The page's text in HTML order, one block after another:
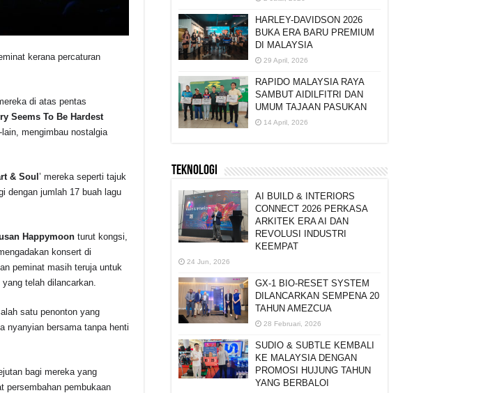
kerana percaturan
di atas pentas
Seems To Be Hardest
mengimbau nostalgia
& Soul’ mereka seperti tajuk
dengan jumlah 17 buah lagu
Happymoon turut kongsi,
konsert di
peminat masih teruja untuk
telah dilancarkan.
satu penonton yang
nyanyian bersama tanpa henti
bagi mereka yang
persembahan pembukaan
HARLEY-DAVIDSON 2026
BUKA ERA BARU PREMIUM
DI MALAYSIA
29 April, 2026
RAPIDO MALAYSIA RAYA
SAMBUT AIDILFITRI DAN
UMUM TAJAAN PASUKAN
14 April, 2026
TEKNOLOGI
AI BUILD & INTERIORS
CONNECT 2026 PERKASA
ARKITEK ERA AI DAN
REVOLUSI INDUSTRI
KEEMPAT
24 Jun, 2026
GX-1 BIO-RESET SYSTEM
DILANCARKAN SEMPENA 20
TAHUN AMEZCUA
28 Februari, 2026
SUDIO & SUBTLE KEMBALI
KE MALAYSIA DENGAN
PROMOSI HUJUNG TAHUN
YANG BERBALOI